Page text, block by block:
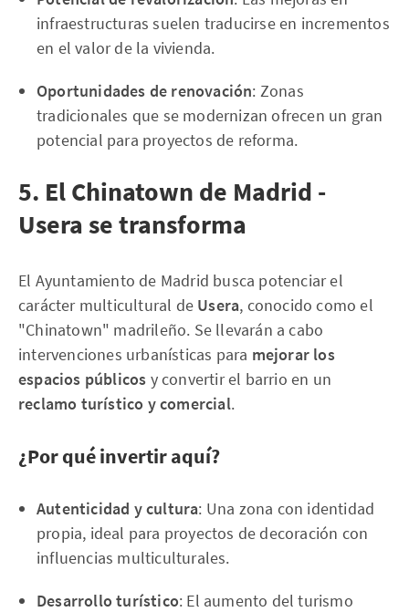
infraestructuras suelen traducirse en incrementos
en el valor de la vivienda.
Oportunidades de renovación: Zonas
tradicionales que se modernizan ofrecen un gran
potencial para proyectos de reforma.
5. El Chinatown de Madrid -
Usera se transforma
El Ayuntamiento de Madrid busca potenciar el
carácter multicultural de Usera, conocido como el
"Chinatown" madrileño. Se llevarán a cabo
intervenciones urbanísticas para mejorar los
espacios públicos y convertir el barrio en un
reclamo turístico y comercial.
¿Por qué invertir aquí?
Autenticidad y cultura: Una zona con identidad
propia, ideal para proyectos de decoración con
influencias multiculturales.
Desarrollo turístico: El aumento del turismo